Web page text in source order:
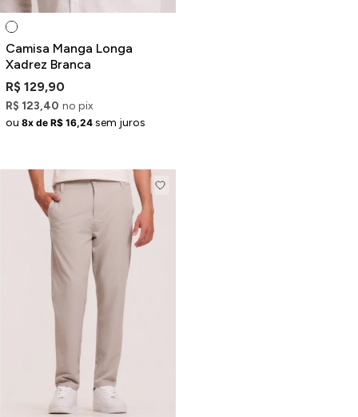
Camisa Manga Longa
Xadrez Branca
R$ 129,90
R$ 123,40 no pix
ou 8x de R$ 16,24 sem juros